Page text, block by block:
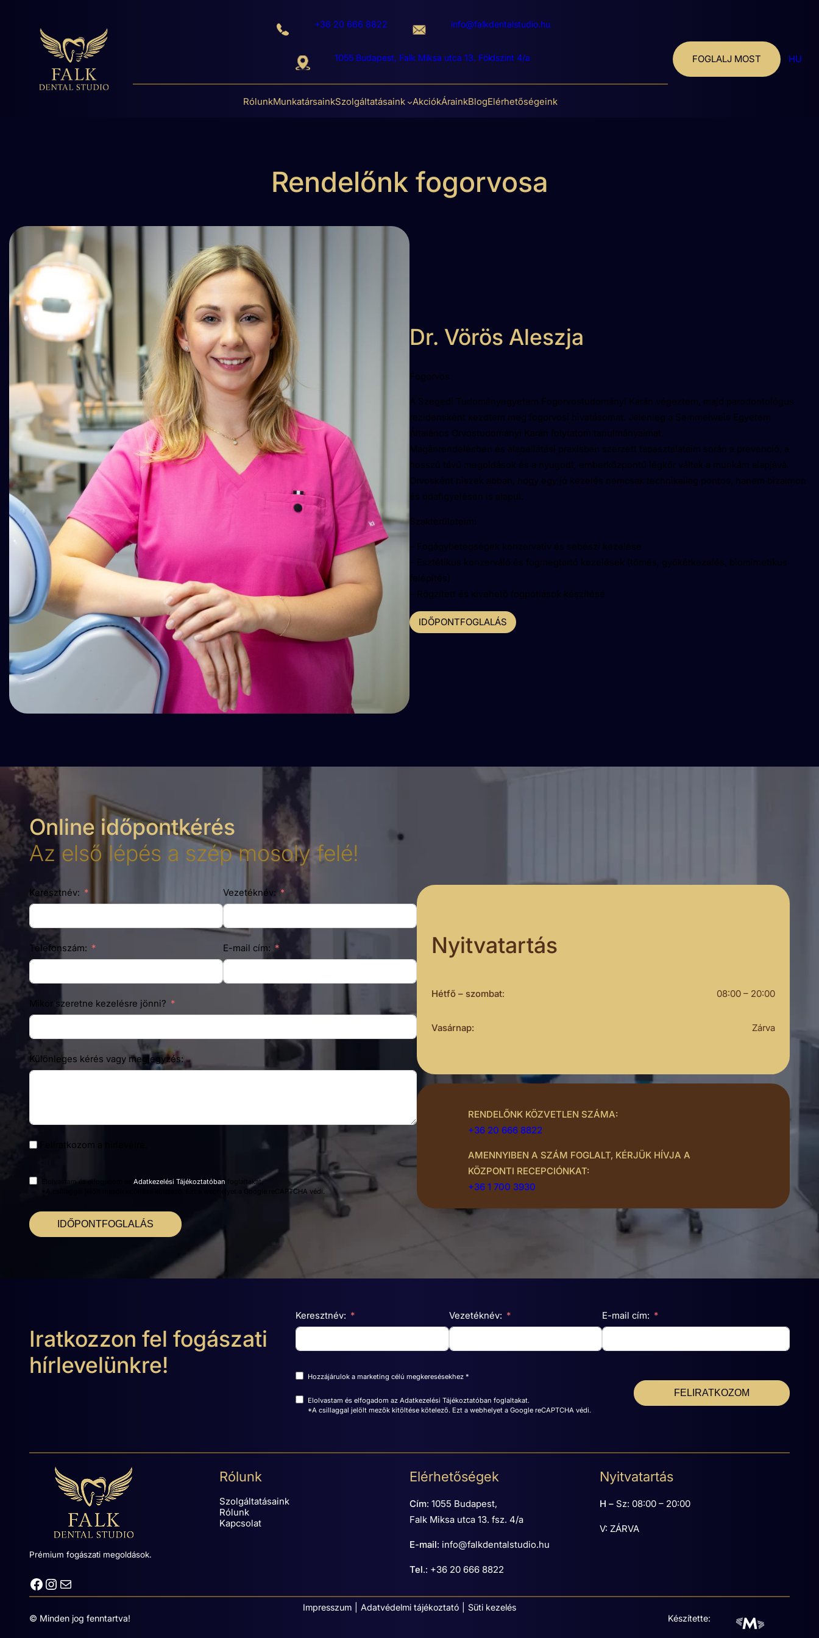
+36 20 666 8822 info@falkdentalstudio.hu
1055 Budapest, Falk Miksa utca 13. Földszint 4/a
RólunkMunkatársainkSzolgáltatásaink AkciókÁrainkBlogElérhetőségeink
FOGLALJ MOST HU
Rendelőnk fogorvosa
Dr. Vörös Aleszja
Fogorvos
A Szegedi Tudományegyetem Fogorvostudományi Karán végeztem, majd parodontológus
rezidensként kezdtem meg fogorvosi hivatásomat. Jelenleg a Semmelweis Egyetem
Általános Orvostudományi Karán folytatom tanulmányaimat.
Magánrendelésben és alapellátási praxisban szerzett tapasztalataim során a prevenció, a
hosszú távú megoldások és a nyugodt, emberközpontú légkör váltak a munkám alapjává.
Orvosként hiszek abban, hogy egy jó kezelés nemcsak technikailag pontos, hanem bizalmon
és odafigyelésen is alapul.
Szakterületeim:
– Fogágybetegségek konzervatív és sebészi kezelése
– Esztétikus konzerváló és fogmegtartó kezelések (tömés, gyökérkezelés, biomimetikus
felépítés)
– Rögzített és kivehető fogpótlások készítése
IDŐPONTFOGLALÁS
Online időpontkérés
Az első lépés a szép mosoly felé!
Keresztnév: Vezetéknév:
Telefonszám: E-mail cím:
Mikor szeretne kezelésre jönni?
Különleges kérés vagy megjegyzés:
Feliratkozom a hírlevélre.
Elolvastam és elfogadom az Adatkezelési Tájékoztatóban foglaltakat.
*A csillaggal jelölt mezők kitöltése kötelező. Ezt a webhelyet a Google reCAPTCHA védi.
IDŐPONTFOGLALÁS
Nyitvatartás
Hétfő – szombat: 08:00 – 20:00
Vasárnap: Zárva
RENDELŐNK KÖZVETLEN SZÁMA:
+36 20 666 8822
AMENNYIBEN A SZÁM FOGLALT, KÉRJÜK HÍVJA A
KÖZPONTI RECEPCIÓNKAT:
+36 1 700 3930
Iratkozzon fel fogászati
hírlevelünkre!
Keresztnév: Vezetéknév: E-mail cím:
Hozzájárulok a marketing célú megkeresésekhez *
Elolvastam és elfogadom az Adatkezelési Tájékoztatóban foglaltakat.
*A csillaggal jelölt mezők kitöltése kötelező. Ezt a webhelyet a Google reCAPTCHA védi.
FELIRATKOZOM
Prémium fogászati megoldások.
Facebook Instagram Mail
Rólunk
Szolgáltatásaink
Rólunk
Kapcsolat
Elérhetőségek
Cím: 1055 Budapest,
Falk Miksa utca 13. fsz. 4/a
E-mail: info@falkdentalstudio.hu
Tel.: +36 20 666 8822
Nyitvatartás
H – Sz: 08:00 – 20:00
V: ZÁRVA
© Minden jog fenntartva!
Impresszum Adatvédelmi tájékoztató
Süti kezelés
Készítette: